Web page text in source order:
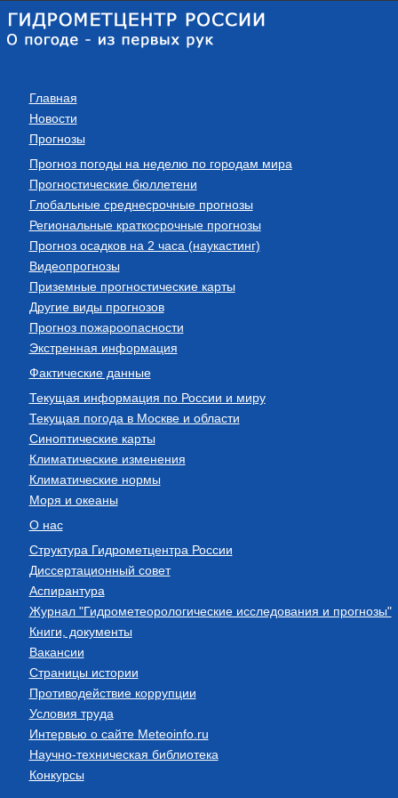
Главная
Новости
Прогнозы
Прогноз погоды на неделю по городам мира
Прогностические бюллетени
Глобальные среднесрочные прогнозы
Региональные краткосрочные прогнозы
Прогноз осадков на 2 часа (наукастинг)
Видеопрогнозы
Приземные прогностические карты
Другие виды прогнозов
Прогноз пожароопасности
Экстренная информация
Фактические данные
Текущая информация по России и миру
Текущая погода в Москве и области
Синоптические карты
Климатические изменения
Климатические нормы
Моря и океаны
О нас
Структура Гидрометцентра России
Диссертационный совет
Аспирантура
Журнал "Гидрометеорологические исследования и прогнозы"
Книги, документы
Вакансии
Страницы истории
Противодействие коррупции
Условия труда
Интервью о сайте Meteoinfo.ru
Научно-техническая библиотека
Конкурсы